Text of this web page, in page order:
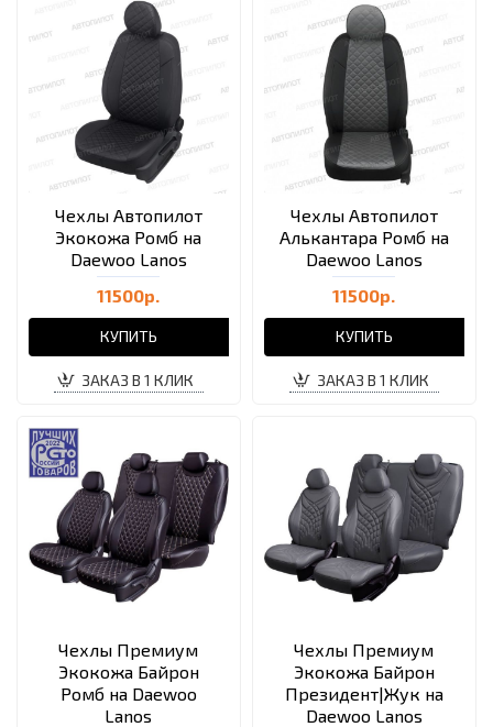
Чехлы Автопилот
Экокожа Ромб на
Daewoo Lanos
11500р.
КУПИТЬ
ЗАКАЗ В 1 КЛИК
Чехлы Автопилот
Алькантара Ромб на
Daewoo Lanos
11500р.
КУПИТЬ
ЗАКАЗ В 1 КЛИК
Чехлы Премиум
Экокожа Байрон
Ромб на Daewoo
Lanos
Чехлы Премиум
Экокожа Байрон
Президент|Жук на
Daewoo Lanos